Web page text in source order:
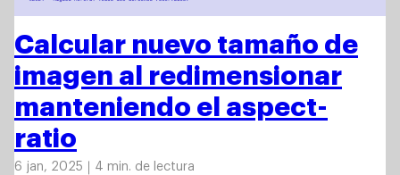
Trabajos
Sobre mí
Reflexiones
Blog de desarrollo
Cómics
Calcular nuevo tamaño de
imagen al redimensionar
manteniendo el aspect-
ratio
6 jan, 2025 4 min. de lectura